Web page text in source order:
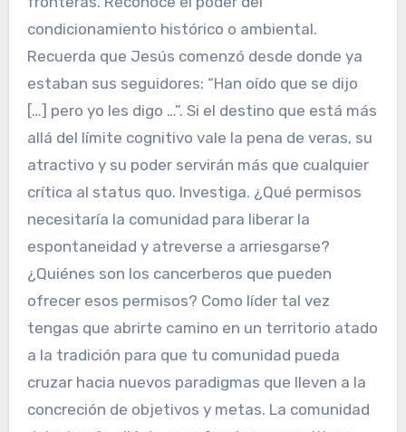
condicionamiento histórico o ambiental.
Recuerda que Jesús comenzó desde donde ya
estaban sus seguidores: “Han oído que se dijo
[…] pero yo les digo …”. Si el destino que está más
allá del límite cognitivo vale la pena de veras, su
atractivo y su poder servirán más que cualquier
crítica al status quo. Investiga. ¿Qué permisos
necesitaría la comunidad para liberar la
espontaneidad y atreverse a arriesgarse?
¿Quiénes son los cancerberos que pueden
ofrecer esos permisos? Como líder tal vez
tengas que abrirte camino en un territorio atado
a la tradición para que tu comunidad pueda
cruzar hacia nuevos paradigmas que lleven a la
concreción de objetivos y metas. La comunidad